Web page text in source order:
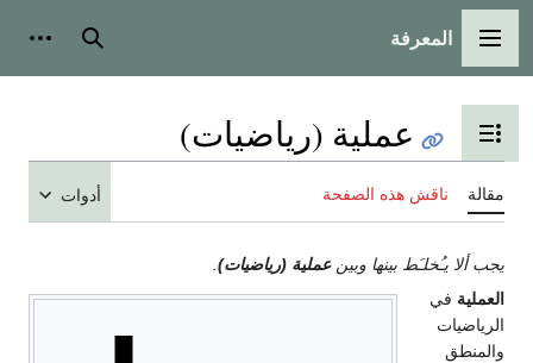
القائمة الرئيسية
المعرفة بحث
تبديل عرض جدول المحتويات
عملية (رياضيات)
مقالة ناقش هذه الصفحة أدوات
يجب ألا يـُخلـَط بينها وبينعملية (رياضيات)
العملية في
الرياضيات
والمنطق